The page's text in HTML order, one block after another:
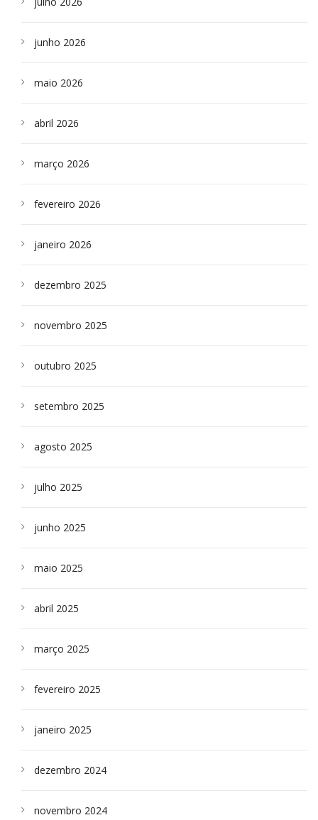
junho 2026
maio 2026
abril 2026
março 2026
fevereiro 2026
janeiro 2026
dezembro 2025
novembro 2025
outubro 2025
setembro 2025
agosto 2025
julho 2025
junho 2025
maio 2025
abril 2025
março 2025
fevereiro 2025
janeiro 2025
dezembro 2024
novembro 2024